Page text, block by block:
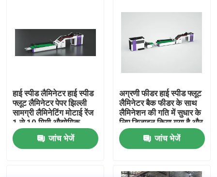
हमारे बारे में
गुणवत्ता नियंत्रण
हमसे संपर्क करें
हाई स्पीड लैमिनेटर हाई स्पीड
फ्लूट लैमिनेटर पेपर झिल्ली
सामग्री लैमिनेटिंग मोटाई रेंज
1 से 10 मिमी औद्योगिक
पैकेजिंग उपकरण
जांच भेजें
अग्रणी फीडर हाई स्पीड फ्लूट
लैमिनेटर बैक फीडर के साथ
लैमिनेशन की गति में सुधार के
लिए डिज़ाइन किया गया है और
कार्टन पैकेजिंग में
जांच भेजें